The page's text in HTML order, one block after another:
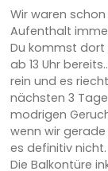
Wir waren
Aufenthalt
Du kommst dort
ab 13 Uhr
rein und es
nächsten 3
modrigen
wenn wir
es definitiv nicht.
Die Balkontüre